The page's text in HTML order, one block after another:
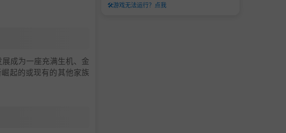
成为一座充满生机、金
起的或现有的其他家族
🛠️游戏无法运行？点我